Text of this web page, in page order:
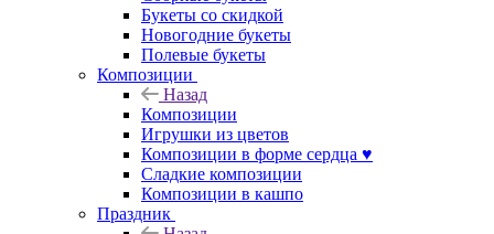
Букеты со скидкой
Новогодние букеты
Полевые букеты
Композиции
Назад
Композиции
Игрушки из цветов
Композиции в форме сердца ♥
Сладкие композиции
Композиции в кашпо
Праздник